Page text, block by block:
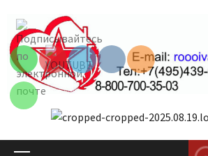
содержимому
Set Youtube
Channel ID